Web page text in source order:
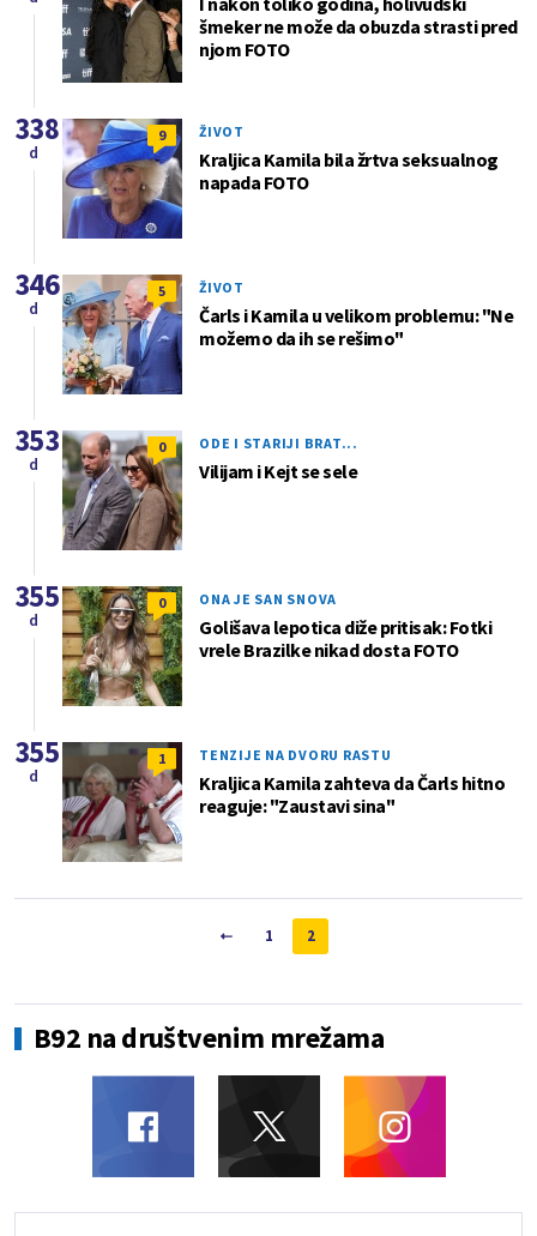
šmeker ne može da obuzda strasti pred
njom FOTO
9 ŽIVOT
Kraljica Kamila bila žrtva seksualnog
napada FOTO
338
d
5 ŽIVOT
Čarls i Kamila u velikom problemu: "Ne
možemo da ih se rešimo"
346
d
0 ODE I STARIJI BRAT...
Vilijam i Kejt se sele
353
d
0 ONA JE SAN SNOVA
Golišava lepotica diže pritisak: Fotki
vrele Brazilke nikad dosta FOTO
355
d
1 TENZIJE NA DVORU RASTU
Kraljica Kamila zahteva da Čarls hitno
reaguje: "Zaustavi sina"
355
d
1 2
B92 na društvenim mrežama